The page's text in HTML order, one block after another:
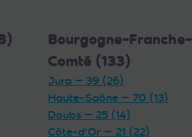
Bourgogne-Franche-
Comté (133)
Jura — 39 (26)
Haute-Saône — 70 (13)
Doubs — 25 (14)
Côte-d'Or — 21 (22)